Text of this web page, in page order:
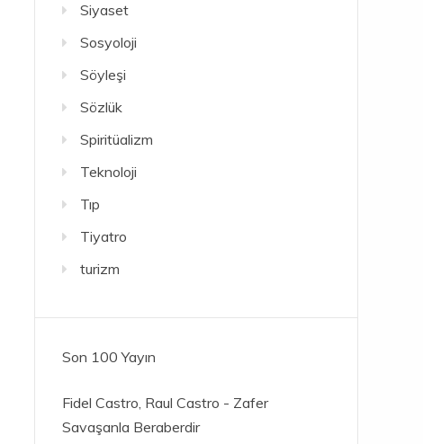
Siyaset
Sosyoloji
Söyleşi
Sözlük
Spiritüalizm
Teknoloji
Tıp
Tiyatro
turizm
Son 100 Yayın
Fidel Castro, Raul Castro - Zafer
Savaşanla Beraberdir